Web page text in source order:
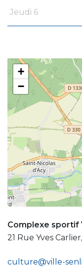
Jeudi 6
+
−
Complexe sportif
21 Rue Yves
culture@ville-